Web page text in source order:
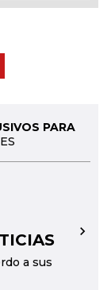
PARA
a sus
→